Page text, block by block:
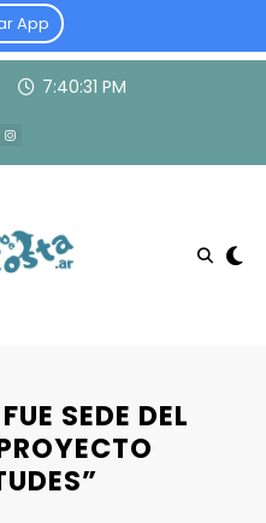
App
7:40:32 PM
SEDE DEL